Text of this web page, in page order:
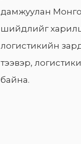
дамжуулан
шийдлийг
логистикийн
тээвэр,
байна.